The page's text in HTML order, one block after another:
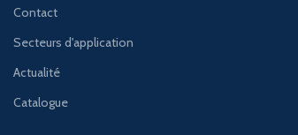
Contact
Secteurs d'application
Actualité
Catalogue